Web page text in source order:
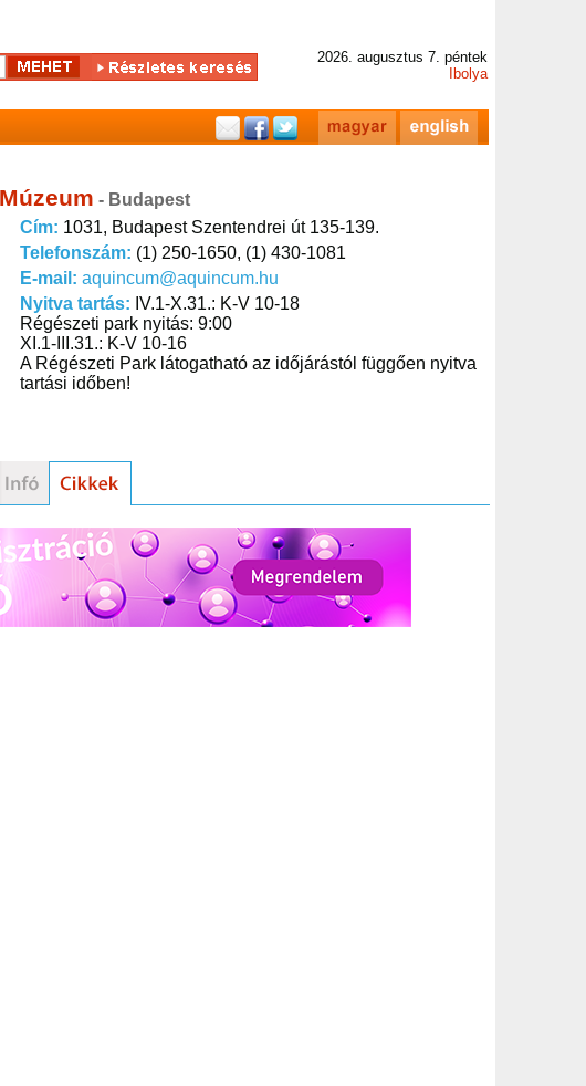
2026. augusztus 7. péntek
Ibolya
- Budapest
Cím: 1031, Budapest Szentendrei út 135-139.
Telefonszám: (1) 250-1650, (1) 430-1081
E-mail: aquincum@aquincum.hu
Nyitva tartás: IV.1-X.31.: K-V 10-18
Régészeti park nyitás: 9:00
XI.1-III.31.: K-V 10-16
A Régészeti Park látogatható az időjárástól függően nyitva
tartási időben!